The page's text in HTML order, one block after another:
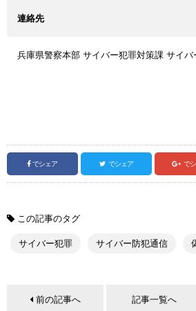
連絡先
兵庫県警察本部 サイバー犯罪対策課 サイバ
でシェア でシェア で
この記事のタグ
サイバー犯罪 サイバー防犯通信
前の記事へ 記事一覧へ